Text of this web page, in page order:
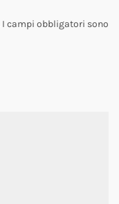
I campi obbligatori sono